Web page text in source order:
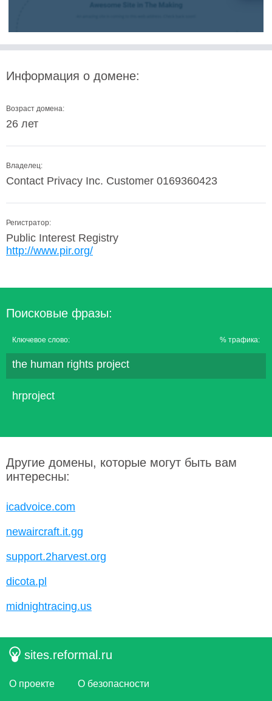
Информация о домене:
Возраст домена:
26 лет
Владелец:
Contact Privacy Inc. Customer 0169360423
Регистратор:
Public Interest Registry
http://www.pir.org/
Поисковые фразы:
Ключевое слово: % трафика:
the human rights project
hrproject
Другие домены, которые могут быть вам
интересны:
icadvoice.com
newaircraft.it.gg
support.2harvest.org
dicota.pl
midnightracing.us
sites.reformal.ru
О проекте О безопасности